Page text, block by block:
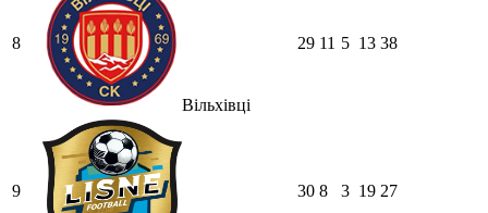
8
Вільхівці
29 11 5 13 38
9 30 8 3 19 27